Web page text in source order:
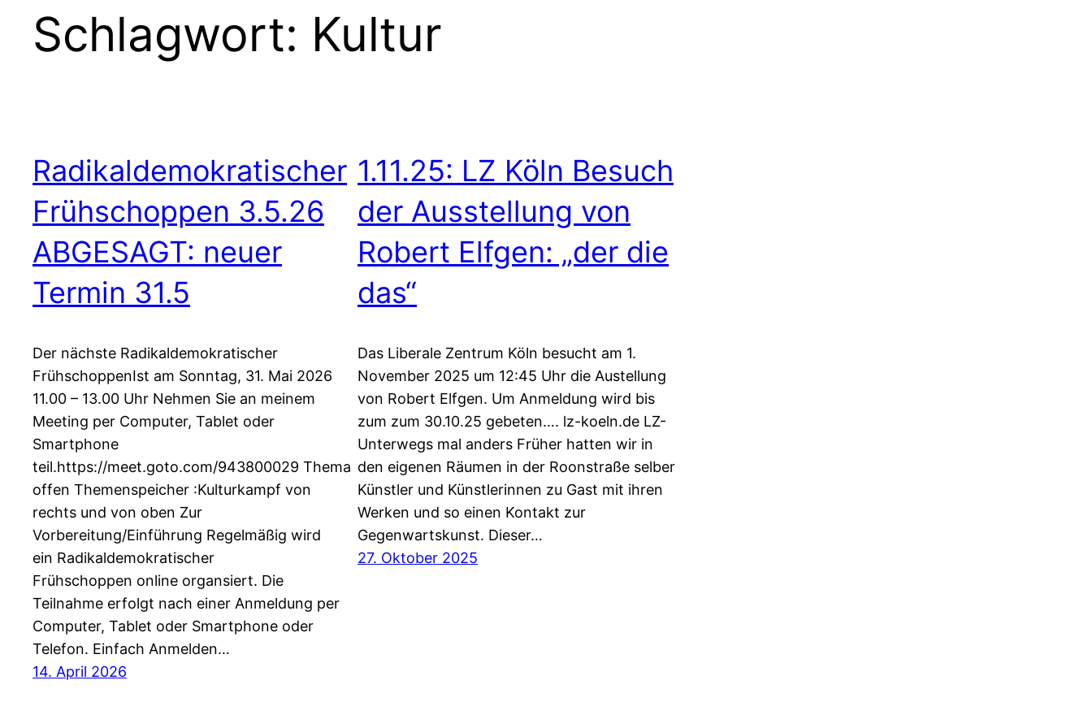
Schlagwort: Kultur
Radikaldemokratischer
Frühschoppen 3.5.26
ABGESAGT: neuer
Termin 31.5
Der nächste Radikaldemokratischer
FrühschoppenIst am Sonntag, 31. Mai 2026
11.00 – 13.00 Uhr Nehmen Sie an meinem
Meeting per Computer, Tablet oder
Smartphone
teil.https://meet.goto.com/943800029 Thema
offen Themenspeicher :Kulturkampf von
rechts und von oben Zur
Vorbereitung/Einführung Regelmäßig wird
ein Radikaldemokratischer
Frühschoppen online organsiert. Die
Teilnahme erfolgt nach einer Anmeldung per
Computer, Tablet oder Smartphone oder
Telefon. Einfach Anmelden…
14. April 2026
1.11.25: LZ Köln Besuch
der Ausstellung von
Robert Elfgen: „der die
das“
Das Liberale Zentrum Köln besucht am 1.
November 2025 um 12:45 Uhr die Austellung
von Robert Elfgen. Um Anmeldung wird bis
zum zum 30.10.25 gebeten…. lz-koeln.de LZ-
Unterwegs mal anders Früher hatten wir in
den eigenen Räumen in der Roonstraße selber
Künstler und Künstlerinnen zu Gast mit ihren
Werken und so einen Kontakt zur
Gegenwartskunst. Dieser…
27. Oktober 2025